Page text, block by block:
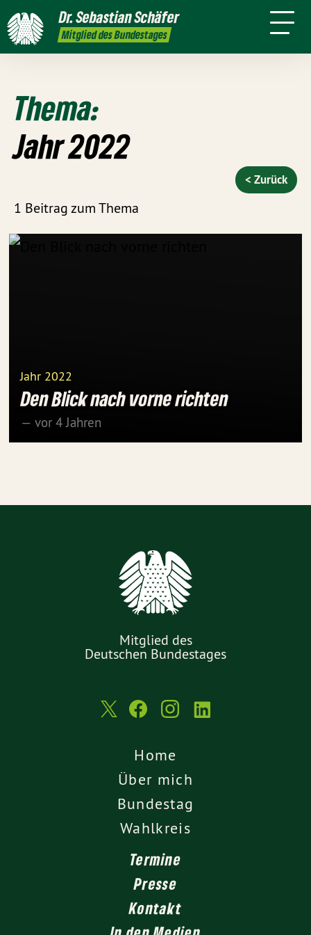
Dr. Sebastian Schäfer
Mitglied des Bundestages
Presse Kontakt
In den
Medien
mich
Thema:
Jahr 2022
1 Beitrag zum Thema
< Zurück
Jahr 2022
Den Blick nach vorne richten
— vor 4 Jahren
Mitglied des
Deutschen Bundestages
Home
Über mich
Bundestag
Wahlkreis
Termine
Presse
Kontakt